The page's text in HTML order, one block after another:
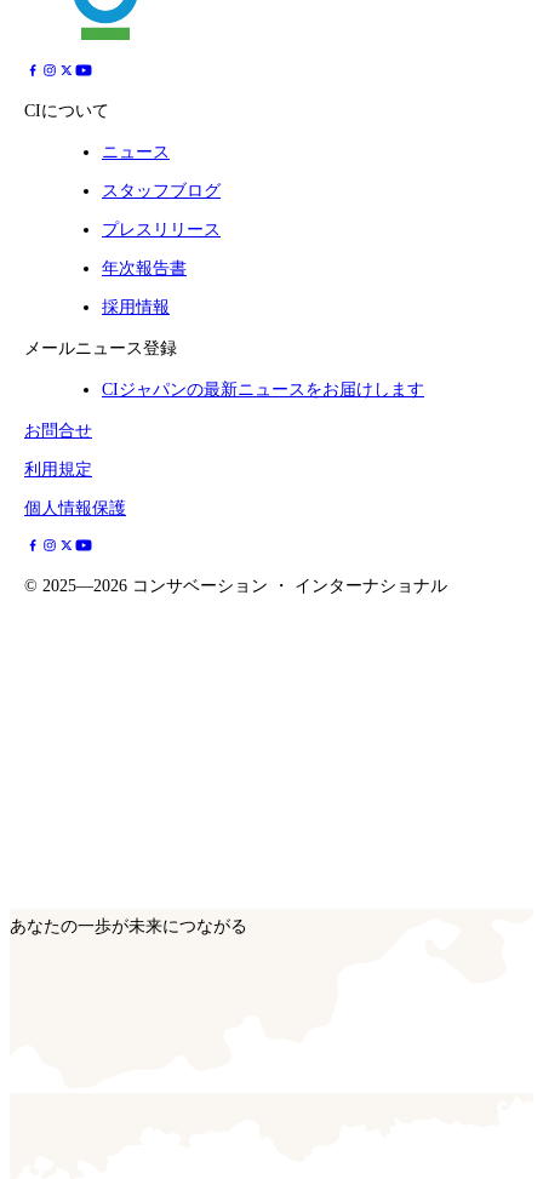
CIについて
ニュース
スタッフブログ
プレスリリース
年次報告書
採用情報
メールニュース登録
CIジャパンの最新ニュースをお届けします
お問合せ
利用規定
個人情報保護
© 2025—2026 コンサベーション ・ インターナショナル
あなたの一歩が未来につながる